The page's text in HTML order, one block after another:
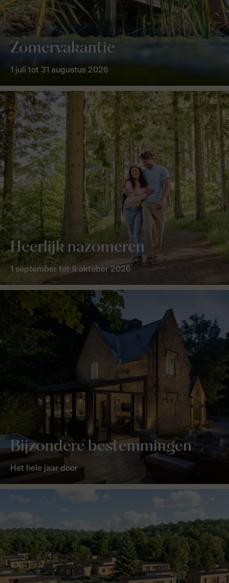
Zomervakantie
1 juli tot 31 augustus 2026
Heerlijk nazomeren
1 september tot 9 oktober 2026
Bijzondere bestemmingen
Het hele jaar door